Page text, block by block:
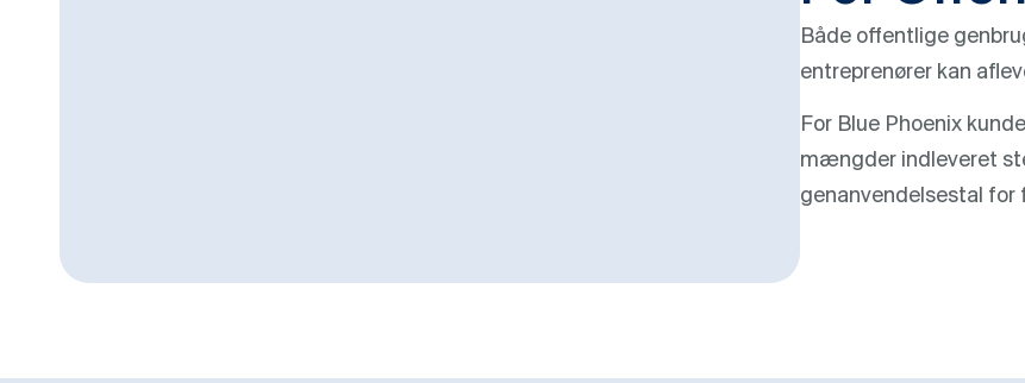
Både offentlige
entreprenører kan
For Blue Phoenix
mængder indleveret
genanvendelsestal for